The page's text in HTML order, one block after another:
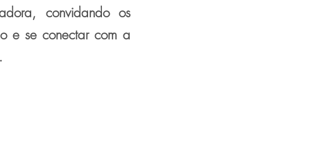
convidando os
e se conectar com a